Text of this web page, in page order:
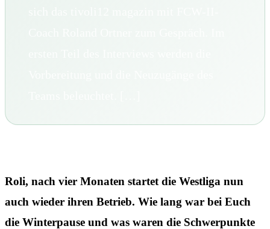
Roli, nach vier Monaten startet die Westliga nun
auch wieder ihren Betrieb. Wie lang war bei Euch
die Winterpause und was waren die Schwerpunkte